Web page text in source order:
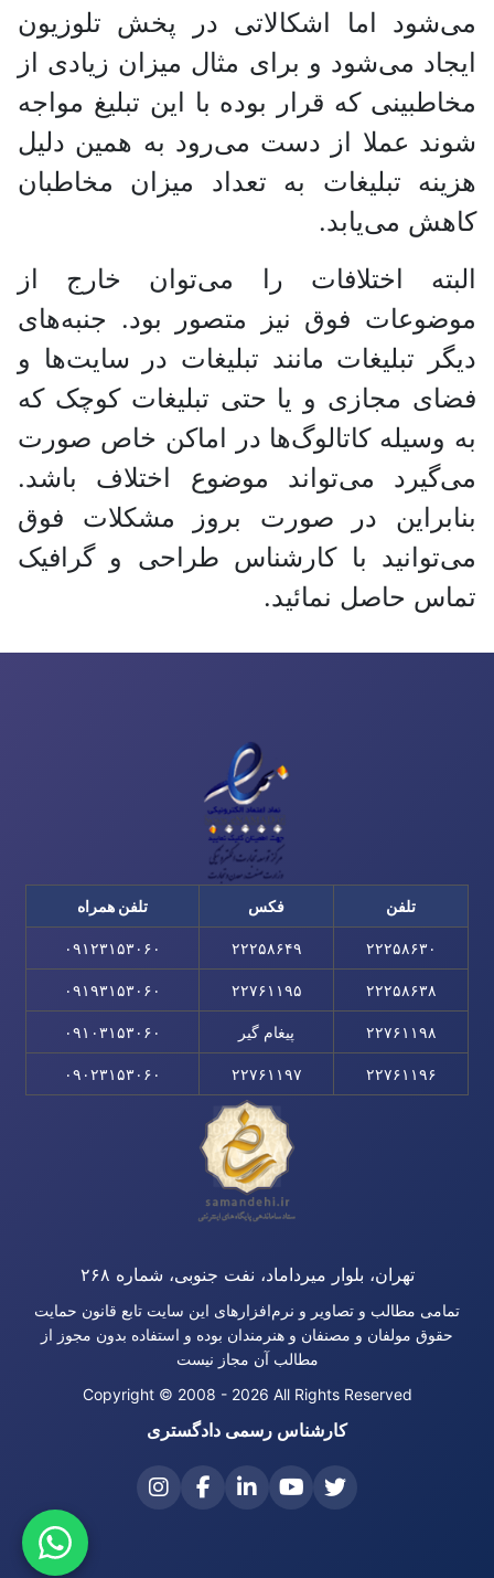
می‌شود اما اشکالاتی در پخش تلوزیون
ایجاد می‌شود و برای مثال میزان زیادی از
مخاطبینی که قرار بوده با این تبلیغ مواجه
شوند عملا از دست می‌رود به همین دلیل
هزینه تبلیغات به تعداد میزان مخاطبان
کاهش می‌یابد.
البته اختلافات را می‌توان خارج از
موضوعات فوق نیز متصور بود. جنبه‌های
دیگر تبلیغات مانند تبلیغات در سایت‌ها و
فضای مجازی و یا حتی تبلیغات کوچک که
به وسیله کاتالوگ‌ها در اماکن خاص صورت
می‌گیرد می‌تواند موضوع اختلاف باشد.
بنابراین در صورت بروز مشکلات فوق
می‌توانید با کارشناس طراحی و گرافیک
تماس حاصل نمائید.
تلفن فکس تلفن همراه
۲۲۲۵۸۶۳۰ ۲۲۲۵۸۶۴۹ ۰۹۱۲۳۱۵۳۰۶۰
۲۲۲۵۸۶۳۸ ۲۲۷۶۱۱۹۵ ۰۹۱۹۳۱۵۳۰۶۰
۲۲۷۶۱۱۹۸ پیغام گیر ۰۹۱۰۳۱۵۳۰۶۰
۲۲۷۶۱۱۹۶ ۲۲۷۶۱۱۹۷ ۰۹۰۲۳۱۵۳۰۶۰
تهران، بلوار میرداماد، نفت جنوبی، شماره ۲۶۸
تمامی مطالب و تصاویر و نرم‌افزارهای این سایت تابع قانون حمایت
حقوق مولفان و مصنفان و هنرمندان بوده و استفاده بدون مجوز از
مطالب آن مجاز نیست
Copyright © 2008 - 2026 All Rights Reserved
کارشناس رسمی دادگستری